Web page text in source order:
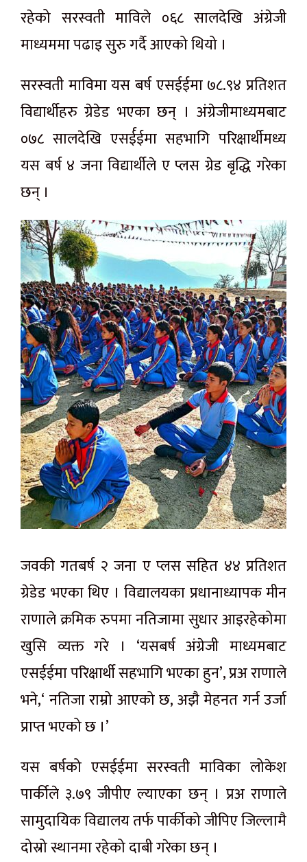
रहेको सरस्वती माविले ०६८ सालदेखि अंग्रेजी
माध्यममा पढाइ सुरु गर्दै आएको थियो ।
सरस्वती माविमा यस बर्ष एसईईमा ७८.९४ प्रतिशत
विद्यार्थीहरु ग्रेडेड भएका छन् । अंग्रेजीमाध्यमबाट
०७८ सालदेखि एसर्ईईमा सहभागि परिक्षार्थीमध्य
यस बर्ष ४ जना विद्यार्थीले ए प्लस ग्रेड बृद्धि गरेका
छन् ।
जवकी गतबर्ष २ जना ए प्लस सहित ४४ प्रतिशत
ग्रेडेड भएका थिए । विद्यालयका प्रधानाध्यापक मीन
राणाले क्रमिक रुपमा नतिजामा सुधार आइरहेकोमा
खुसि व्यक्त गरे । ‘यसबर्ष अंग्रेजी माध्यमबाट
एसईईमा परिक्षार्थी सहभागि भएका हुन’, प्रअ राणाले
भने,‘ नतिजा राम्रो आएको छ, अझै मेहनत गर्न उर्जा
प्राप्त भएको छ ।’
यस बर्षको एसईईमा सरस्वती माविका लोकेश
पार्कीले ३.७९ जीपीए ल्याएका छन् । प्रअ राणाले
सामुदायिक विद्यालय तर्फ पार्कीको जीपिए जिल्लामै
दोस्रो स्थानमा रहेको दाबी गरेका छन् ।